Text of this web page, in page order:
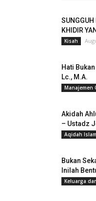
SUNGGUH
KHIDIR
Kisah
Hati
Lc., M.A.
Manajemen
Akidah
– Ustadz
Aqidah Islam
Bukan
Inilah
Keluarga